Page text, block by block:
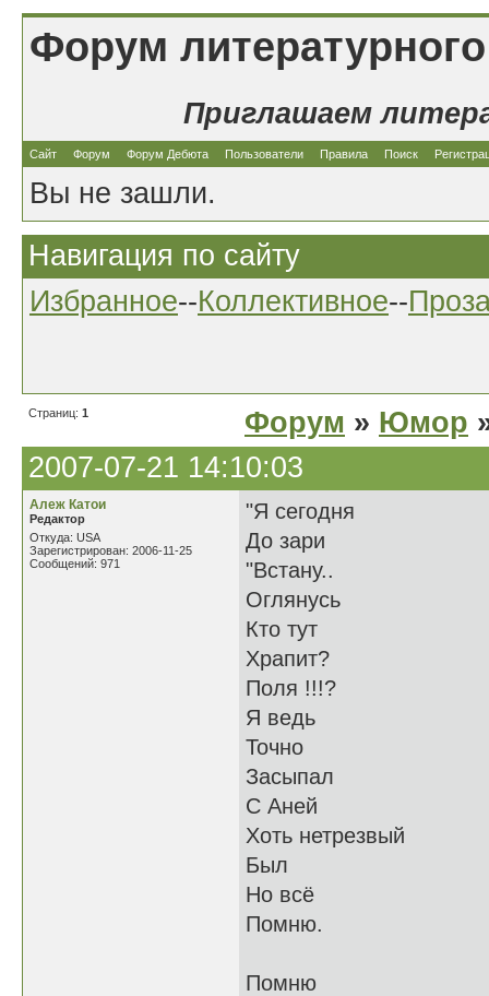
Форум
Приглашаем
Сайт Форум Форум Дебюта Пользователи Правила Поиск
Вы не зашли.
Навигация по сайту
Избранное--Коллективное--
Страниц: 1 Форум » Юмор
2007-07-21 14:10:03
Алеж Катои
Редактор
Откуда: USA
Зарегистрирован: 2006-11-25
Сообщений: 971
"Я сегодня
До зари
"Встану..
Оглянусь
Кто тут
Храпит?
Поля !!!?
Я ведь
Точно
Засыпал
С Аней
Хоть нетрезвый
Был
Но всё
Помню.
Помню